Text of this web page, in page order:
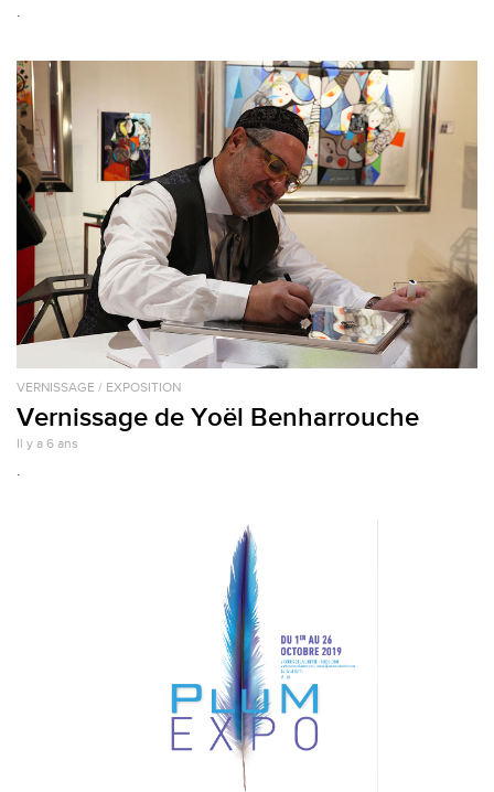
.
VERNISSAGE / EXPOSITION
Vernissage de Yoël Benharrouche
Il y a 6 ans
.